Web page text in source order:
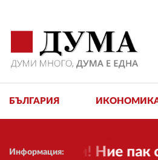
БЪЛГАРИЯ
Информация:Ние пак сме